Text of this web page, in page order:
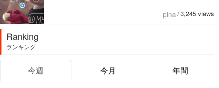
pina / 3,245 views
Ranking
ランキング
今週 今月 年間